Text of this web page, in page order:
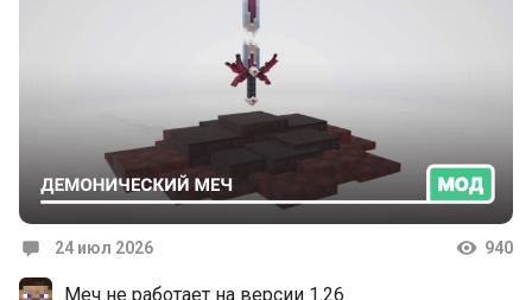
24 июл 2026 940
Меч не работает на версии 1.26